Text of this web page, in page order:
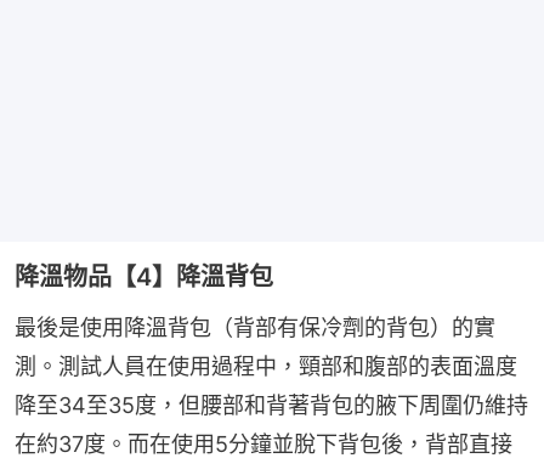
降溫物品【4】降溫背包
最後是使用降溫背包（背部有保冷劑的背包）的實
測。測試人員在使用過程中，頸部和腹部的表面溫度
降至34至35度，但腰部和背著背包的腋下周圍仍維持
在約37度。而在使用5分鐘並脫下背包後，背部直接